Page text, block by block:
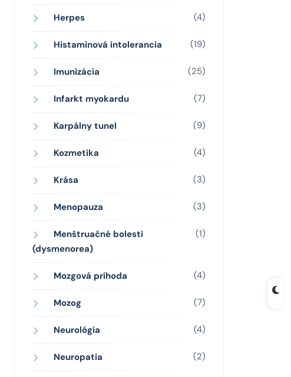
Herpes (4)
Histaminová intolerancia (19)
Imunizácia (25)
Infarkt myokardu (7)
Karpálny tunel (9)
Kozmetika (4)
Krása (3)
Menopauza (3)
Menštruačné bolesti
(dysmenorea)
(1)
Mozgová príhoda (4)
Mozog (7)
Neurológia (4)
Neuropatia (2)